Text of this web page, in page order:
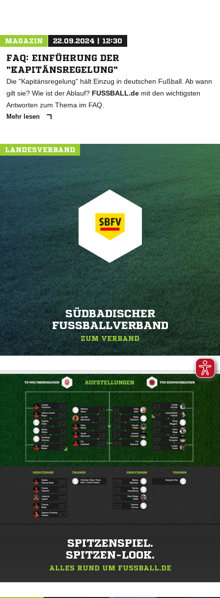
MAGAZIN 22.09.2024 | 12:30
FAQ: EINFÜHRUNG DER
"KAPITÄNSREGELUNG"
Die "Kapitänsregelung" hält Einzug in deutschen Fußball. Ab wann
gilt sie? Wie ist der Ablauf? FUSSBALL.de mit den wichtigsten
Antworten zum Thema im FAQ.
Mehr lesen
LANDESVERBAND
SÜDBADISCHER
FUSSBALLVERBAND
ZUM VERBAND
SPITZENSPIEL.
SPITZEN-LOOK.
ALLES RUND UM FUSSBALL.DE